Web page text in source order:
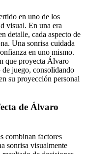
en uno de los
visual. En una era
detalle, cada aspecto de
Una sonrisa cuidada
en uno mismo.
que proyecta Álvaro
juego, consolidando
su proyección personal
de Álvaro
combinan factores
sonrisa visualmente